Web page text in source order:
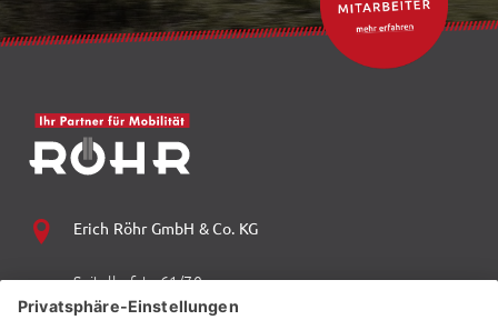
Erich Röhr GmbH & Co. KG
Spitalhofstr. 61/70
94032 Passau